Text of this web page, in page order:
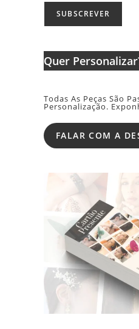
Quer
Todas As Peças São
Personalização.
FALAR COM A